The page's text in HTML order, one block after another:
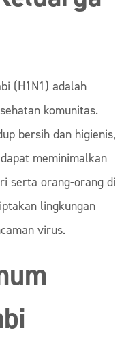
(H1N1) adalah
komunitas.
bersih dan higienis,
meminimalkan
serta orang-orang di
lingkungan
virus.